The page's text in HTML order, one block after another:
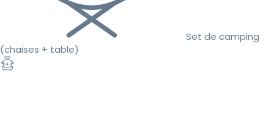
Set de camping
(chaises + table)